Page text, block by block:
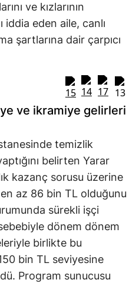
ve kızlarının
iddia eden aile, canlı
şartlarına dair çarpıcı
ve ikramiye gelirleri
temizlik
belirten Yarar
kazanç sorusu üzerine
en az 86 bin TL olduğunu
sürekli işçi
dönem dönem
birlikte bu
bin TL seviyesine
Program sunucusu